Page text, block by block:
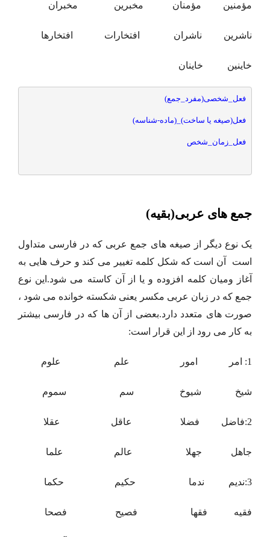
مؤمنین مؤمنان مخبرین مخبران
ناشرین ناشران افتخارات افتخارها
خاینین خاینان
فعل_شخصی(مفرد_جمع)
فعل(صیغه یا ساخت)_(ماده-شناسه)
فعل_زمان_شخص
جمع های عربی(بقیه)
یک نوع دیگر از صیغه های جمع عربی که در فارسی متداول
است آن است که شکل کلمه تغییر می کند و حرف هایی به
آغاز ومیان کلمه افزوده و یا از آن کاسته می شود.این نوع
جمع که در زبان عربی مکسر یعنی شکسته خوانده می شود ،
صورت های متعدد دارد.بعضی از آن ها که در فارسی بیشتر
به کار می رود از این قرار است:
1: امر امور علم علوم
شیخ شیوخ سم سموم
2:فاضل فضلا عاقل عقلا
جاهل جهلا عالم علما
3:ندیم ندما حکیم حکما
فقیه فقها فصیح فصحا